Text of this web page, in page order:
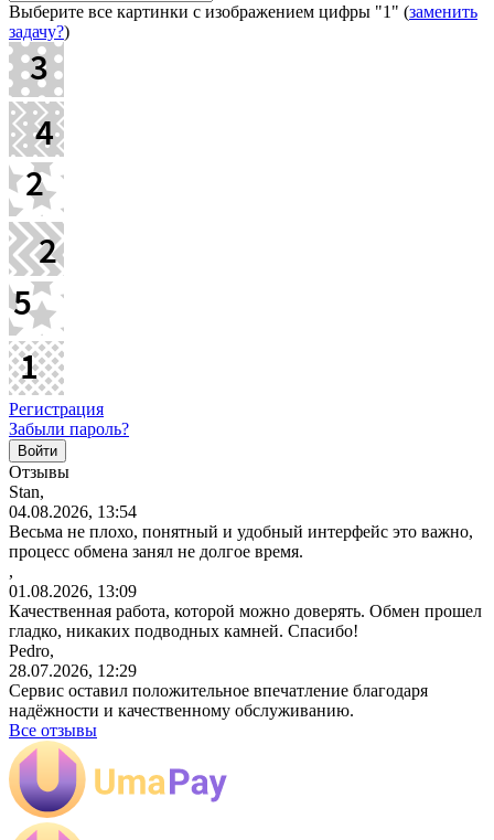
Выберите все картинки с изображением цифры "1" (заменить
задачу?)
Регистрация
Забыли пароль?
Отзывы
Stan,
04.08.2026, 13:54
Весьма не плохо, понятный и удобный интерфейс это важно,
процесс обмена занял не долгое время.
,
01.08.2026, 13:09
Качественная работа, которой можно доверять. Обмен прошел
гладко, никаких подводных камней. Спасибо!
Pedro,
28.07.2026, 12:29
Сервис оставил положительное впечатление благодаря
надёжности и качественному обслуживанию.
Все отзывы